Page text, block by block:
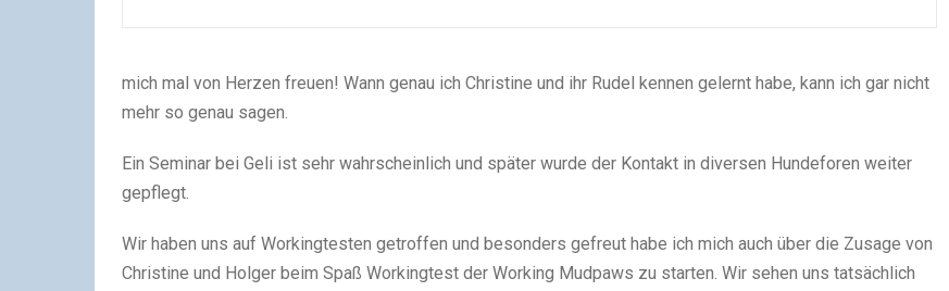
mich mal von Herzen freuen! Wann genau ich Christine und ihr Rudel kennen gelernt habe, kann ich gar nicht
mehr so genau sagen.
Ein Seminar bei Geli ist sehr wahrscheinlich und später wurde der Kontakt in diversen Hundeforen weiter
gepflegt.
Wir haben uns auf Workingtesten getroffen und besonders gefreut habe ich mich auch über die Zusage von
Christine und Holger beim Spaß Workingtest der Working Mudpaws zu starten. Wir sehen uns tatsächlich